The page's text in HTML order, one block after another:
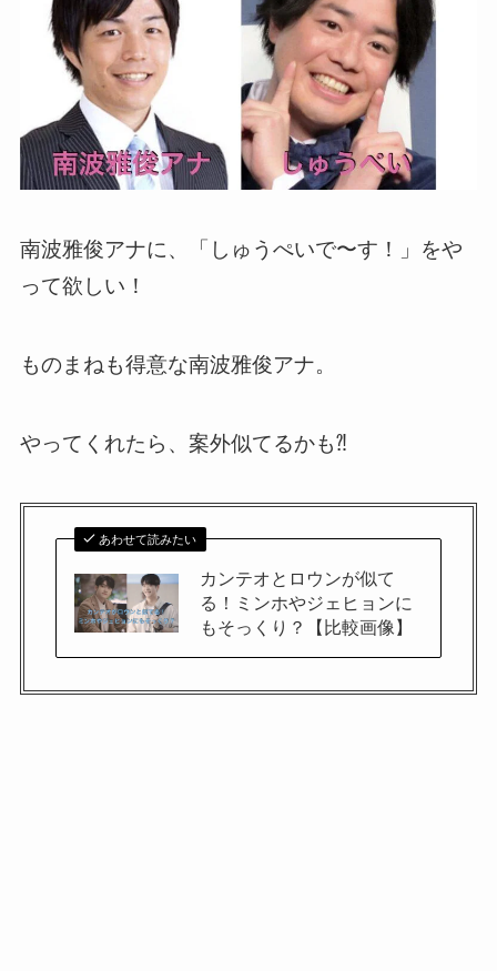
南波雅俊アナに、「しゅうぺいで〜す！」をや
って欲しい！
ものまねも得意な南波雅俊アナ。
やってくれたら、案外似てるかも⁈
あわせて読みたい
カンテオとロウンが似て
る！ミンホやジェヒョンに
もそっくり？【比較画像】